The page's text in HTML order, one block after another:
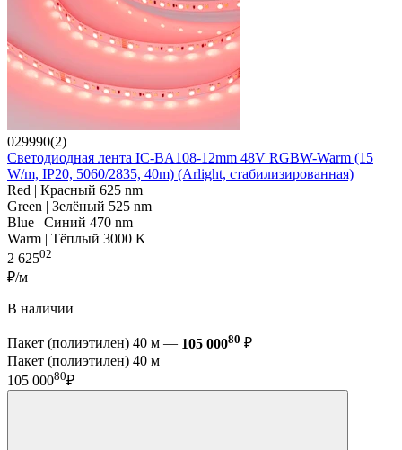
029990(2)
Светодиодная лента IC-BA108-12mm 48V RGBW-Warm (15
W/m, IP20, 5060/2835, 40m) (Arlight, стабилизированная)
Red | Красный 625 nm
Green | Зелёный 525 nm
Blue | Синий 470 nm
Warm | Тёплый 3000 K
2 62502
₽/м
В наличии
Пакет (полиэтилен) 40 м — 105 00080 ₽
Пакет (полиэтилен) 40 м
105 00080₽